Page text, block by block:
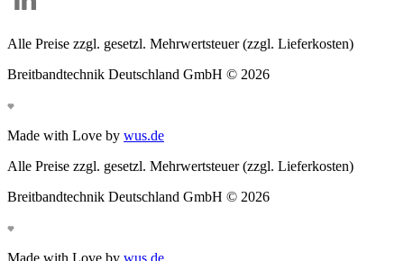
Alle Preise zzgl. gesetzl. Mehrwertsteuer (zzgl. Lieferkosten)
Breitbandtechnik Deutschland GmbH © 2026
Made with Love by wus.de
Alle Preise zzgl. gesetzl. Mehrwertsteuer (zzgl. Lieferkosten)
Breitbandtechnik Deutschland GmbH © 2026
Made with Love by wus.de